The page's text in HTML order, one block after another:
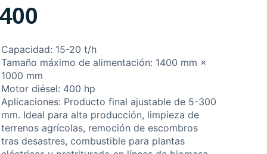
Capacidad: 15-20 t/h
Tamaño máximo de alimentación: 1400 mm ×
1000 mm
Motor diésel: 400 hp
Aplicaciones: Producto final ajustable de 5-300
mm. Ideal para alta producción, limpieza de
terrenos agrícolas, remoción de escombros
tras desastres, combustible para plantas